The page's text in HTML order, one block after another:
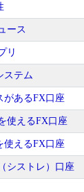
ース
リ
ステム
があるFX口座
使えるFX口座
使えるFX口座
シストレ）口座